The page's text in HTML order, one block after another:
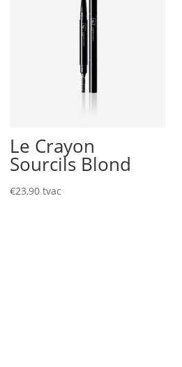
Le Crayon
Sourcils Blond
€23,90 tvac